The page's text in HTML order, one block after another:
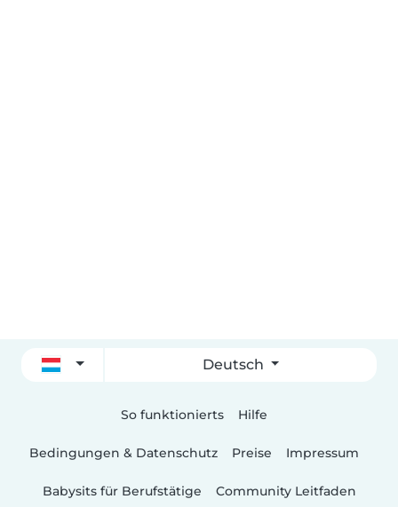
Deutsch
So funktionierts Hilfe
Bedingungen & Datenschutz Preise Impressum
Babysits für Berufstätige Community Leitfaden